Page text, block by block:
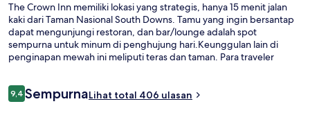
The Crown Inn memiliki lokasi yang strategis, hanya 15 menit jalan
kaki dari Taman Nasional South Downs. Tamu yang ingin bersantap
dapat mengunjungi restoran, dan bar/lounge adalah spot
sempurna untuk minum di penghujung hari.Keunggulan lain di
penginapan mewah ini meliputi teras dan taman. Para traveler
Ulasan
9,49,4 dari 10
SempurnaLihat total 406 ulasan